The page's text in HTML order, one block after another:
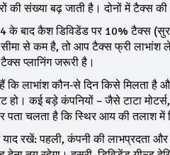
की संख्या बढ़ जाती है। दोनों में टैक्स
के बाद कैश डिविडेंड पर 10% टैक्स
से कम है, तो आप टैक्स फ्री लाभांश
प्लानिंग जरूरी है।
लाभांश कौन‑से दिन किसे मिलता है
हो। कई बड़े कंपनियों – जैसे टाटा
पता चलता है कि स्थिर आय की तलाश में
रखें: पहली, कंपनी की लाभप्रदता